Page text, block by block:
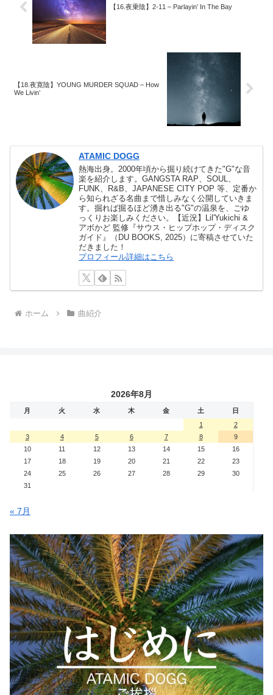
【16.夜乗陰】2-11 – Parlayin’ In The Bay
【18.夜寛陰】YOUNG MURDER SQUAD – How
We Livin’
ATAMIC DOGG
熱海出身。2000年頃から掘り続けてきた"G"な音
楽を紹介します。GANGSTA RAP、SOUL、
FUNK、R&B、JAPANESE CITY POP 等、定番か
ら知られざる名曲まで惜しみなく公開していきま
す。掘れば掘るほど湧き出る"G"の温泉を、ごゆ
っくりお楽しみください。【近況】Lil'Yukichi &
アボかど 監修『サウス・ヒップホップ・ディスク
ガイド』（DU BOOKS, 2025）に寄稿させていた
だきました！
プロフィール詳細はこちら
ホーム 曲紹介
2026年8月
月 火 水 木 金 土
日
1
2
3
4 5 6 7 8
9
10
11 12 13 14 15
16
17
18 19 20 21 22
23
24
25 26 27 28 29
30
31
« 7月